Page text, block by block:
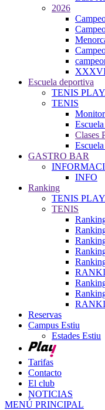
2026
Escuela deportiva
TENIS
TENIS
Clases
GASTRO BAR
INFO
Ranking
TENIS
TENIS
Reservas
Campus Estiu
Estades Estiu
Tarifas
Contacto
El club
NOTICIAS
MENÚ PRINCIPAL